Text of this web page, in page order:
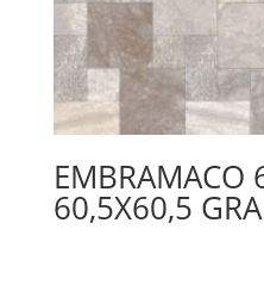
EMBRAMACO
60,5X60,5